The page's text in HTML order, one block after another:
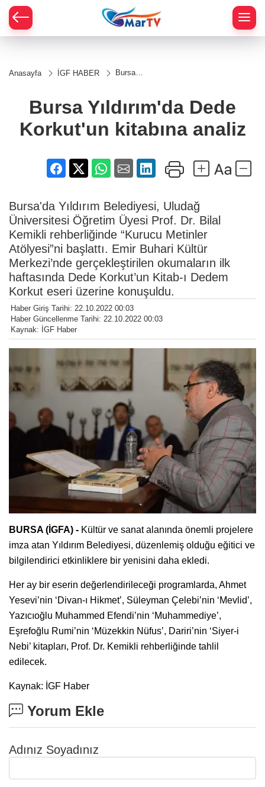
Anasayfa İGF HABER
Bursa
Korkut'un
kitabına
Bursa Yıldırım'da Dede
Korkut'un kitabına analiz
Bursa'da Yıldırım Belediyesi, Uludağ
Üniversitesi Öğretim Üyesi Prof. Dr. Bilal
Kemikli rehberliğinde “Kurucu Metinler
Atölyesi”ni başlattı. Emir Buhari Kültür
Merkezi’nde gerçekleştirilen okumaların ilk
haftasında Dede Korkut’un Kitab-ı Dedem
Korkut eseri üzerine konuşuldu.
Haber Giriş Tarihi: 22.10.2022 00:03
Haber Güncellenme Tarihi: 22.10.2022 00:03
Kaynak: İGF Haber
BURSA (İGFA) - Kültür ve sanat alanında önemli projelere
imza atan Yıldırım Belediyesi, düzenlemiş olduğu eğitici ve
bilgilendirici etkinliklere bir yenisini daha ekledi.
Her ay bir eserin değerlendirileceği programlarda, Ahmet
Yesevi’nin ‘Divan-ı Hikmet’, Süleyman Çelebi’nin ‘Mevlid’,
Yazıcıoğlu Muhammed Efendi’nin ‘Muhammediye’,
Eşrefoğlu Rumi’nin ‘Müzekkin Nüfus’, Dariri’nin ‘Siyer-i
Nebi’ kitapları, Prof. Dr. Kemikli rehberliğinde tahlil
edilecek.
Kaynak: İGF Haber
Yorum Ekle
Adınız Soyadınız